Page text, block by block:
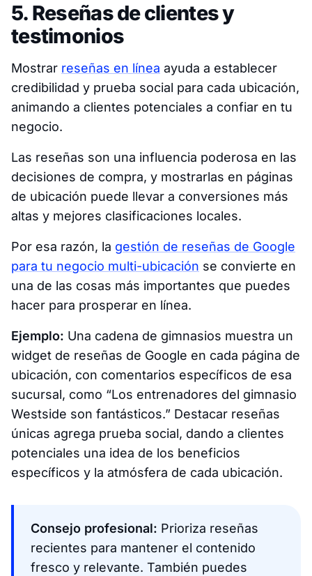
5. Reseñas de clientes y
testimonios
Mostrar reseñas en línea ayuda a establecer
credibilidad y prueba social para cada ubicación,
animando a clientes potenciales a confiar en tu
negocio.
Las reseñas son una influencia poderosa en las
decisiones de compra, y mostrarlas en páginas
de ubicación puede llevar a conversiones más
altas y mejores clasificaciones locales.
Por esa razón, la gestión de reseñas de Google
para tu negocio multi-ubicación se convierte en
una de las cosas más importantes que puedes
hacer para prosperar en línea.
Ejemplo: Una cadena de gimnasios muestra un
widget de reseñas de Google en cada página de
ubicación, con comentarios específicos de esa
sucursal, como “Los entrenadores del gimnasio
Westside son fantásticos.” Destacar reseñas
únicas agrega prueba social, dando a clientes
potenciales una idea de los beneficios
específicos y la atmósfera de cada ubicación.
Consejo profesional: Prioriza reseñas
recientes para mantener el contenido
fresco y relevante. También puedes